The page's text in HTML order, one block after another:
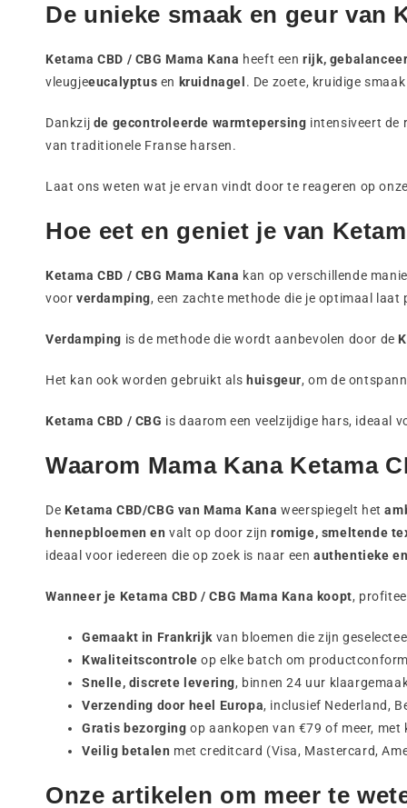
De unieke smaak en geur van
Ketama CBD / CBG Mama Kana heeft eenrijk,
vleugjeeucalyptus en kruidnagel . De zoete, kruidige
Dankzij de gecontroleerde warmtepersing intensiveert de
van traditionele Franse harsen.
Laat ons weten wat je ervan vindt door te reageren op
Hoe eet en geniet je van
Ketama CBD / CBG Mama Kana kan op verschillende
voor verdamping, een zachte methode die je optimaal
Verdamping is de methode die wordt aanbevolen door de
Het kan ook worden gebruikt als huisgeur, om de
Ketama CBD / CBG is daarom een veelzijdige hars, ideaal
Waarom Mama Kana Ketama
De Ketama CBD/CBG van Mama Kana weerspiegelt het
hennepbloemen en valt op door zijnromige, smeltende
ideaal voor iedereen die op zoek is naar eenauthentieke
Wanneer je Ketama CBD / CBG Mama Kana koopt,
Gemaakt in Frankrijk van bloemen die zijn
Kwaliteitscontrole op elke batch om
Snelle, discrete levering, binnen 24 uur
Verzending door heel Europa, inclusief Nederland,
Gratis bezorging op aankopen van €79 of meer,
Veilig betalen met creditcard (Visa, Mastercard,
Onze artikelen om meer te